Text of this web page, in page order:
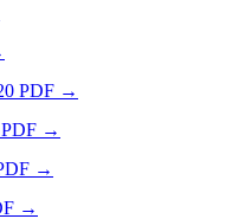
PDF →
PDF →
→
→